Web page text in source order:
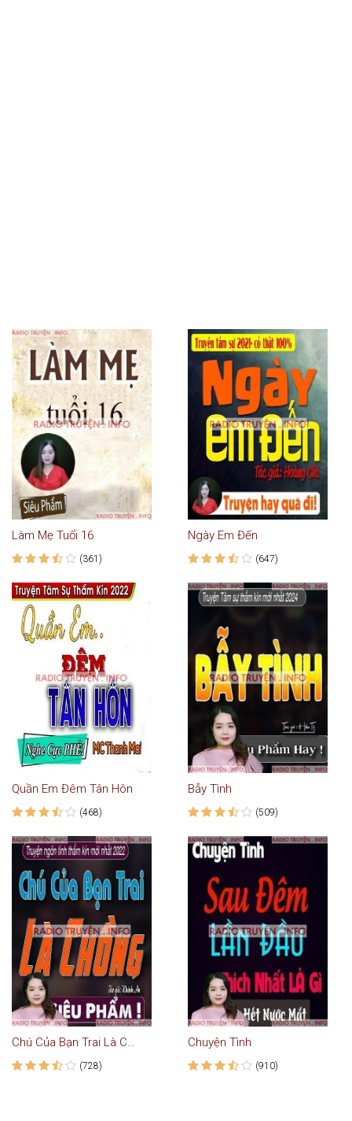
Làm Mẹ Tuổi 16
(361)
Ngày Em Đến
(647)
Quần Em Đêm Tân Hôn
(468)
Bẫy Tình
(509)
Chú Của Bạn Trai Là Chồng
(728)
Chuyện Tình
(910)